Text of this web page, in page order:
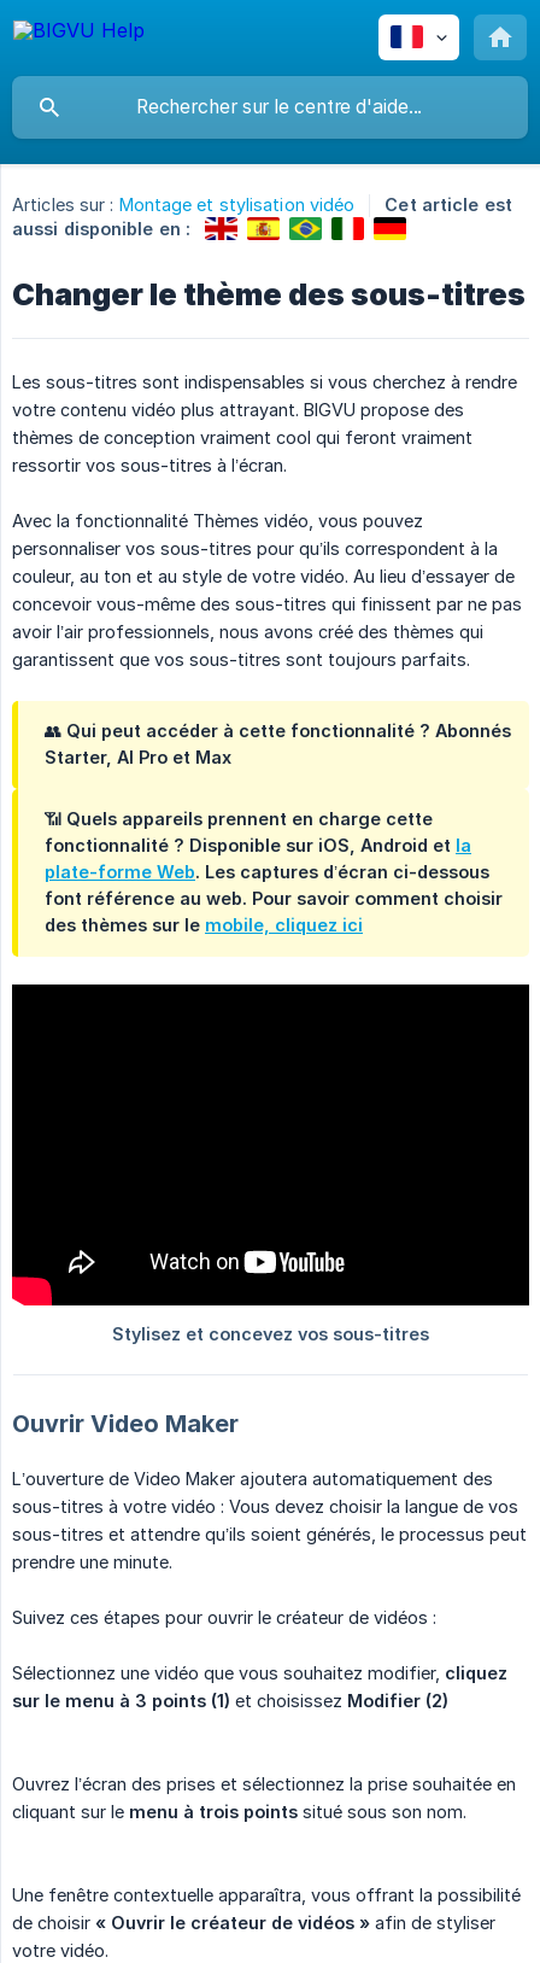
Articles sur : Montage et stylisation vidéo
Cet article est
aussi disponible en :
Changer le thème des sous-titres
Les sous-titres sont indispensables si vous cherchez à rendre
votre contenu vidéo plus attrayant. BIGVU propose des
thèmes de conception vraiment cool qui feront vraiment
ressortir vos sous-titres à l’écran.
Avec la fonctionnalité Thèmes vidéo, vous pouvez
personnaliser vos sous-titres pour qu’ils correspondent à la
couleur, au ton et au style de votre vidéo. Au lieu d’essayer de
concevoir vous-même des sous-titres qui finissent par ne pas
avoir l’air professionnels, nous avons créé des thèmes qui
garantissent que vos sous-titres sont toujours parfaits.
👥 Qui peut accéder à cette fonctionnalité ? Abonnés
Starter, AI Pro et Max
📶 Quels appareils prennent en charge cette
fonctionnalité ? Disponible sur iOS, Android et la
plate-forme Web. Les captures d’écran ci-dessous
font référence au web. Pour savoir comment choisir
des thèmes sur le mobile, cliquez ici
Ouvrir Video Maker
L’ouverture de Video Maker ajoutera automatiquement des
sous-titres à votre vidéo : Vous devez choisir la langue de vos
sous-titres et attendre qu’ils soient générés, le processus peut
prendre une minute.
Suivez ces étapes pour ouvrir le créateur de vidéos :
Sélectionnez une vidéo que vous souhaitez modifier, cliquez
sur le menu à 3 points (1) et choisissez Modifier (2)
Ouvrez l’écran des prises et sélectionnez la prise souhaitée en
cliquant sur le menu à trois points situé sous son nom.
Une fenêtre contextuelle apparaîtra, vous offrant la possibilité
de choisir « Ouvrir le créateur de vidéos » afin de styliser
votre vidéo.